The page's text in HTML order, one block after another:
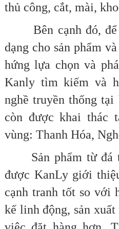
thủ công, cắt, mài,
Bên cạnh đó, để
dạng cho sản phẩm
hứng lựa chọn và
Kanly tìm kiếm và
nghề truyền thống tại
còn được khai thác
vùng: Thanh Hóa,
Sản phẩm từ đá
được KanLy giới
cạnh tranh tốt so với
kế linh động, sản